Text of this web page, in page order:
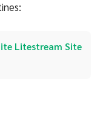
Litestream Site